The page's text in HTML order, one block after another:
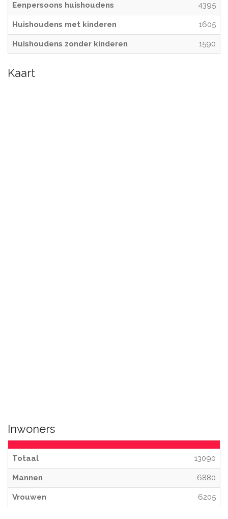
Eenpersoons huishoudens 4395
Huishoudens met kinderen 1605
Huishoudens zonder kinderen 1590
Kaart
Inwoners
Totaal 13090
Mannen 6880
Vrouwen 6205